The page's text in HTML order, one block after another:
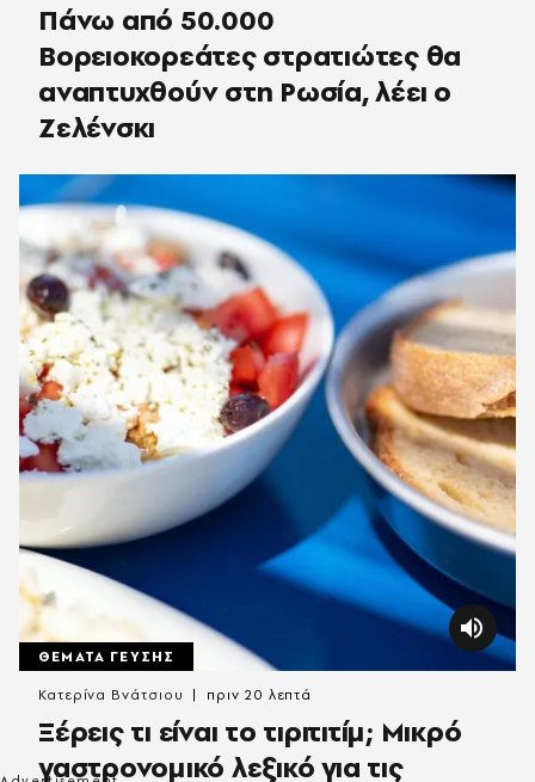
Πάνω από 50.000
Βορειοκορεάτες στρατιώτες θα
αναπτυχθούν στη Ρωσία, λέει ο
Ζελένσκι
ΘΕΜΑΤΑ ΓΕΥΣΗΣ
Ξέρεις τι είναι το τιριτιτίμ; Μικρό
γαστρονομικό λεξικό για τις
Κατερίνα Βνάτσιου πριν 20 λεπτά